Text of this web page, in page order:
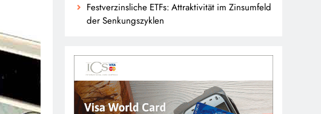
Festverzinsliche ETFs: Attraktivität im Zinsumfeld
der Senkungszyklen